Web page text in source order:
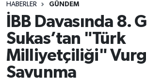
HABERLER GÜNDEM
İBB Davasında 8.
Sukas’tan "Türk
Milliyetçiliği"
Savunma
Magazin
Siyaset
Spor
Son Dakika Haberleri
Haber Arşivi